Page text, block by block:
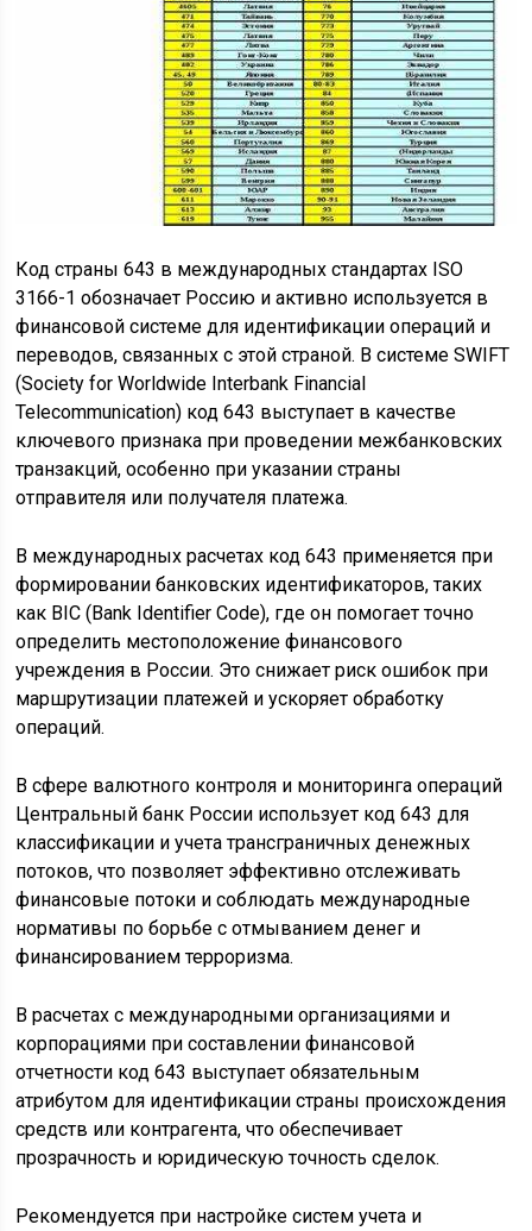
Код страны 643 в международных стандартах ISO
3166-1 обозначает Россию и активно используется в
финансовой системе для идентификации операций и
переводов, связанных с этой страной. В системе SWIFT
(Society for Worldwide Interbank Financial
Telecommunication) код 643 выступает в качестве
ключевого признака при проведении межбанковских
транзакций, особенно при указании страны
отправителя или получателя платежа.
В международных расчетах код 643 применяется при
формировании банковских идентификаторов, таких
как BIC (Bank Identifier Code), где он помогает точно
определить местоположение финансового
учреждения в России. Это снижает риск ошибок при
маршрутизации платежей и ускоряет обработку
операций.
В сфере валютного контроля и мониторинга операций
Центральный банк России использует код 643 для
классификации и учета трансграничных денежных
потоков, что позволяет эффективно отслеживать
финансовые потоки и соблюдать международные
нормативы по борьбе с отмыванием денег и
финансированием терроризма.
В расчетах с международными организациями и
корпорациями при составлении финансовой
отчетности код 643 выступает обязательным
атрибутом для идентификации страны происхождения
средств или контрагента, что обеспечивает
прозрачность и юридическую точность сделок.
Рекомендуется при настройке систем учета и